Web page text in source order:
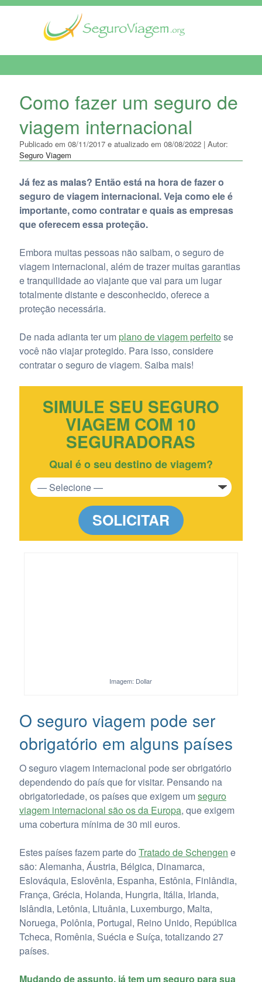
Como fazer um seguro de
viagem internacional
Publicado em 08/11/2017 e atualizado em 08/08/2022 | Autor:
Seguro Viagem
Já fez as malas? Então está na hora de fazer o
seguro de viagem internacional. Veja como ele é
importante, como contratar e quais as empresas
que oferecem essa proteção.
Embora muitas pessoas não saibam, o seguro de
viagem internacional, além de trazer muitas garantias
e tranquilidade ao viajante que vai para um lugar
totalmente distante e desconhecido, oferece a
proteção necessária.
De nada adianta ter um plano de viagem perfeito se
você não viajar protegido. Para isso, considere
contratar o seguro de viagem. Saiba mais!
SIMULE SEU SEGURO
VIAGEM COM 10
SEGURADORAS
Qual é o seu destino de viagem?
SOLICITAR
Imagem: Dollar
O seguro viagem pode ser
obrigatório em alguns países
O seguro viagem internacional pode ser obrigatório
dependendo do país que for visitar. Pensando na
obrigatoriedade, os países que exigem umseguro
viagem internacional são os da Europa, que exigem
uma cobertura mínima de 30 mil euros.
Estes países fazem parte do Tratado de Schengen e
são: Alemanha, Áustria, Bélgica, Dinamarca,
Eslováquia, Eslovênia, Espanha, Estônia, Finlândia,
França, Grécia, Holanda, Hungria, Itália, Irlanda,
Islândia, Letônia, Lituânia, Luxemburgo, Malta,
Noruega, Polônia, Portugal, Reino Unido, República
Tcheca, Romênia, Suécia e Suíça, totalizando 27
países.
Mudando de assunto, já tem um seguro para sua